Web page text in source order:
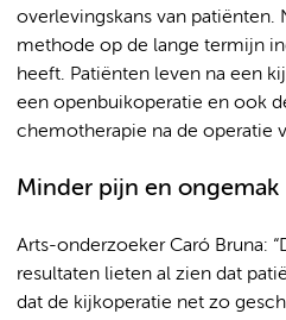
overlevingskans van patiënten.
methode op de lange termijn
heeft. Patiënten leven na een
een openbuikoperatie en ook
chemotherapie na de operatie
Minder pijn en ongemak
Arts-onderzoeker Caró Bruna:
resultaten lieten al zien dat
dat de kijkoperatie net zo